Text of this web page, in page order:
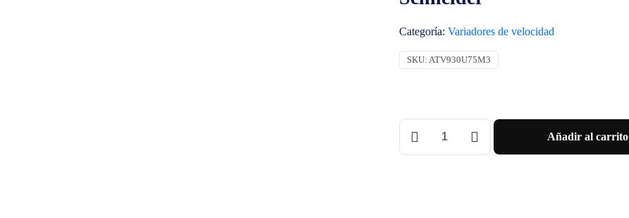
Categoría: Variadores de velocidad
SKU: ATV930U75M3
1/3X200/240VCA
Añadir al carrito